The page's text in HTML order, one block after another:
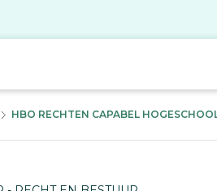
HBO RECHTEN CAPABEL